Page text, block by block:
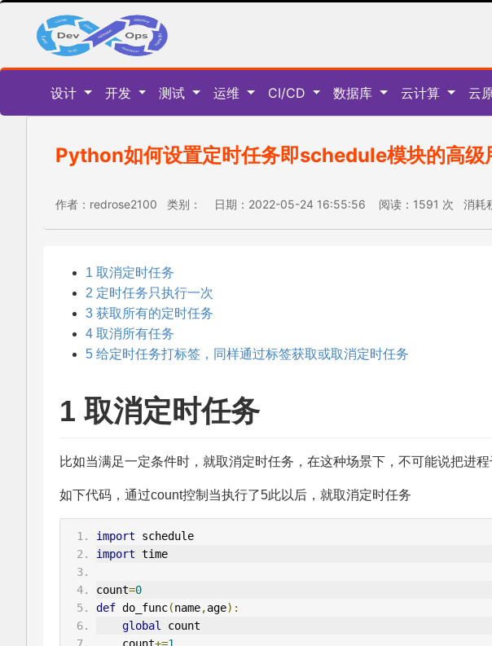
设计 开发 测试 运维 CI/CD 数据库 云计算 云
Python如何设置定时任务即schedule模块的高级
作者：redrose2100 类别： 日期：2022-05-24 16:55:56 阅读：1591 次 消耗
1 取消定时任务
2 定时任务只执行一次
3 获取所有的定时任务
4 取消所有任务
5 给定时任务打标签，同样通过标签获取或取消定时任务
1 取消定时任务
比如当满足一定条件时，就取消定时任务，在这种场景下，不可能说把进
如下代码，通过count控制当执行了5此以后，就取消定时任务
import schedule
import time
count=0
def do_func(name,age):
global
count
    count
+=1